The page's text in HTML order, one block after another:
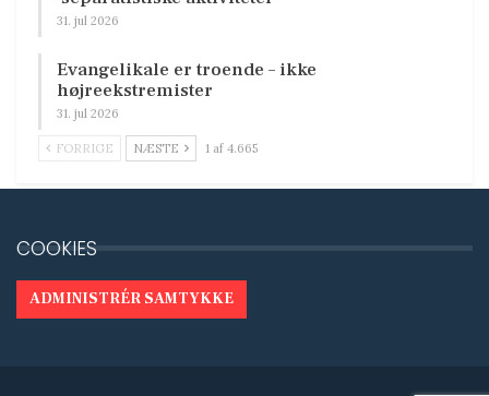
31. jul 2026
Evangelikale er troende – ikke
højreekstremister
31. jul 2026
FORRIGE NÆSTE 1 af 4.665
COOKIES
ADMINISTRÉR SAMTYKKE